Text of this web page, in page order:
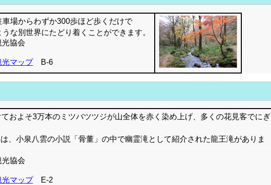
場からわずか300歩ほど歩くだけで
な別世界にたどり着くことができます。
協会
光マップB-6
およそ3万本のミツバツツジが山全体を赤く染め上げ、多くの花見客でにぎ
、小泉八雲の小説「骨董」の中で幽霊滝として紹介された龍王滝がありま
協会
光マップE-2